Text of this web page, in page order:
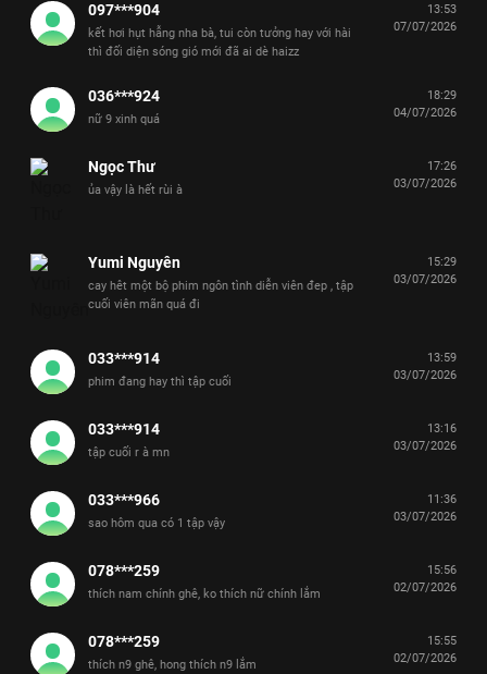
097***904
kết hơi hụt hẫng nha bà, tui còn tưởng hay với hài
thì đối diện sóng gió mới đã ai dè haizz
13:53
07/07/2026
036***924
nữ 9 xinh quá
18:29
04/07/2026
Ngọc Thư
ủa vậy là hết rùi à
17:26
03/07/2026
Yumi Nguyên
cay hêt một bộ phim ngôn tình diễn viên đep , tập
cuối viên mãn quá đi
15:29
03/07/2026
033***914
phim đang hay thì tập cuối
13:59
03/07/2026
033***914
tập cuối r à mn
13:16
03/07/2026
033***966
sao hôm qua có 1 tập vậy
11:36
03/07/2026
078***259
thích nam chính ghê, ko thích nữ chính lắm
15:56
02/07/2026
078***259
thích n9 ghê, hong thích n9 lắm
15:55
02/07/2026